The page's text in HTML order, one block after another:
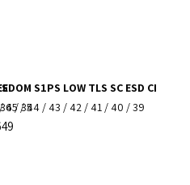
S1PS LOW TLS SC ESD CI
39 / 40 / 41 / 42 / 43 / 44 / 45 / 46